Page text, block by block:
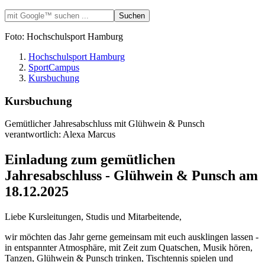
Foto: Hochschulsport Hamburg
Hochschulsport Hamburg
SportCampus
Kursbuchung
Kursbuchung
Gemütlicher Jahresabschluss mit Glühwein & Punsch
verantwortlich: Alexa Marcus
Einladung zum gemütlichen
Jahresabschluss - Glühwein & Punsch am
18.12.2025
Liebe Kursleitungen, Studis und Mitarbeitende,
wir möchten das Jahr gerne gemeinsam mit euch ausklingen lassen -
in entspannter Atmosphäre, mit Zeit zum Quatschen, Musik hören,
Tanzen, Glühwein & Punsch trinken, Tischtennis spielen und